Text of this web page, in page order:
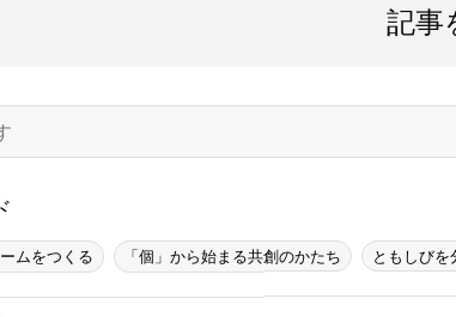
記事
ムをつくる 「個」から始まる共創のかたち ともしびを